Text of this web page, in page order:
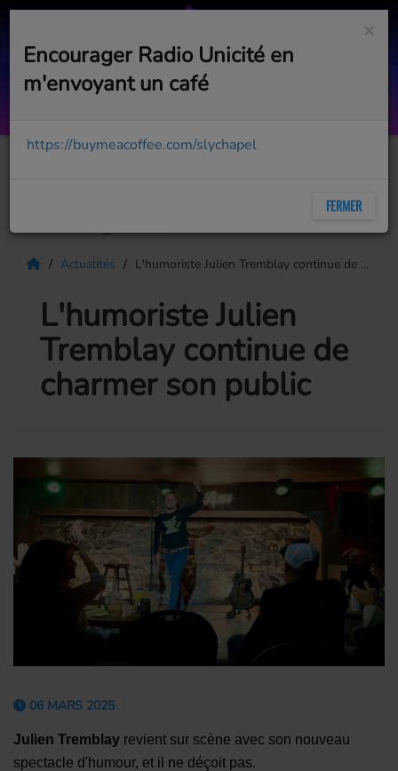
Anywhere Away From Here
Actualités L'humoriste ​Julien Tremblay continue de charmer son public
L'humoriste ​Julien
Tremblay continue de
charmer son public
06 MARS 2025
Julien Tremblay revient sur scène avec son nouveau
spectacle d'humour, et il ne déçoit pas.
×
Encourager Radio Unicité en
m'envoyant un café
https://buymeacoffee.com/slychapel
FERMER